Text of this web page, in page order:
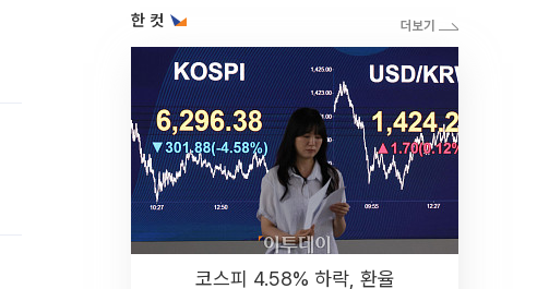
한 컷
코스피 4.58% 하락, 환율